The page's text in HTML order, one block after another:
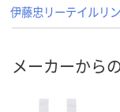
伊藤忠リーテイルリ
メーカーから